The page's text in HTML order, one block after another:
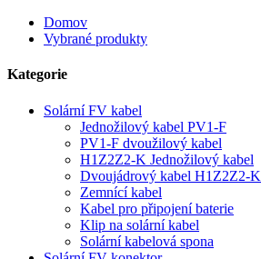
Domov
Vybrané produkty
Kategorie
Solární FV kabel
Jednožilový kabel PV1-F
PV1-F dvoužilový kabel
H1Z2Z2-K Jednožilový kabel
Dvoujádrový kabel H1Z2Z2-K
Zemnící kabel
Kabel pro připojení baterie
Klip na solární kabel
Solární kabelová spona